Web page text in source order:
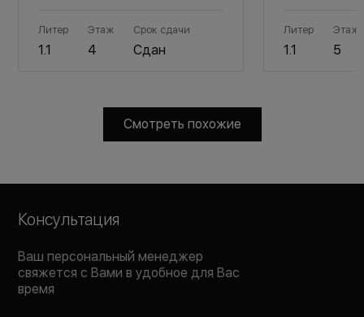
Литер
1.1
Этаж
4
Срок сдачи
Сдан
Литер
1.1
Этаж
5
Смотреть похожие
Консультация
Ваш персональный менеджер
свяжется с Вами в удобное для Вас
время